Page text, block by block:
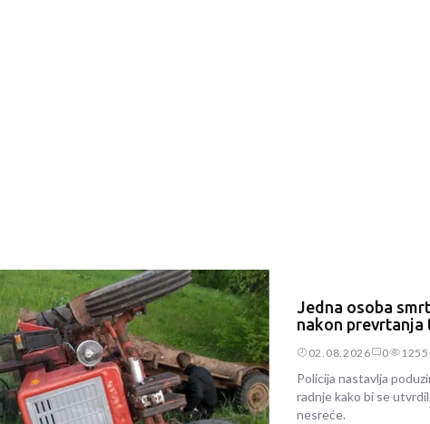
Jedna osoba
nakon
02.08.2026 0 1255
Policija nastavlja
radnje kako bi se
nesreće.